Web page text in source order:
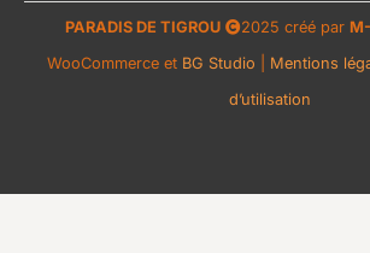
PARADIS DE TIGROU 2025 créé par
WooCommerce et BG Studio
Mentions
d’utilisation